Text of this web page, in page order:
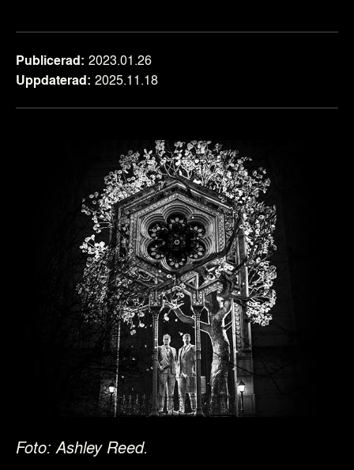
Publicerad 2023.01.26
Uppdaterad 2025.11.18
Foto: Ashley Reed.